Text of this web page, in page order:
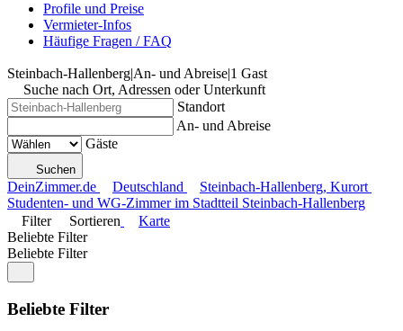
Profile und Preise
Vermieter-Infos
Häufige Fragen / FAQ
Steinbach-Hallenberg|An- und Abreise|1 Gast
Suche nach Ort, Adressen oder Unterkunft
Standort
An- und Abreise
Gäste
Suchen
DeinZimmer.de Deutschland
Steinbach-Hallenberg, Kurort
Studenten- und WG-Zimmer im Stadtteil Steinbach-Hallenberg
Filter
Sortieren
Karte
Beliebte Filter
Beliebte Filter
Beliebte Filter